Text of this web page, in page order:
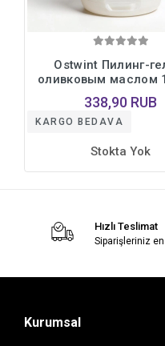
Ostwint Пилинг-
оливковым маслом
338,90 RUB
KARGO BEDAVA
Stokta Yok
Hızlı Teslimat
Siparişleriniz
Kurumsal